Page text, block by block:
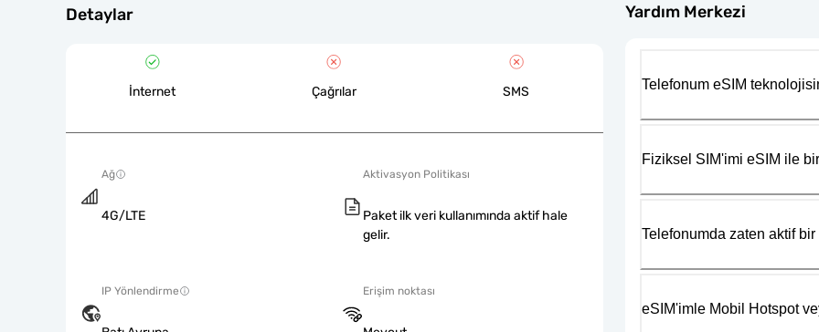
Detaylar
İnternet Çağrılar SMS
Ağ
4G/LTE
Aktivasyon Politikası
Paket ilk veri kullanımında aktif hale
gelir.
IP Yönlendirme Erişim noktası
Yardım Merkezi
Telefonum eSIM
Fiziksel SIM'imi eSIM ile
Telefonumda zaten aktif
eSIM'imle Mobil Hotspot